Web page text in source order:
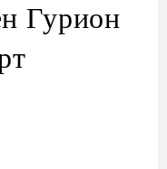
Гурион